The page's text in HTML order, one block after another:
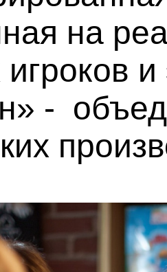
на
-